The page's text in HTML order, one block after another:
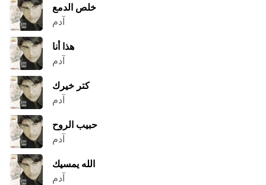
خلص الدمع
آدم
هذا أنا
آدم
كتر خيرك
آدم
حبيب الروح
آدم
الله يمسيك
آدم